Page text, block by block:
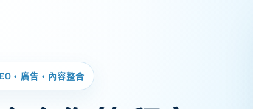
・廣告・內容整合